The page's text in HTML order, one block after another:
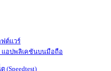
ต์แวร์
แอปพลิเคชันบนมือถือ
(Speedtest)